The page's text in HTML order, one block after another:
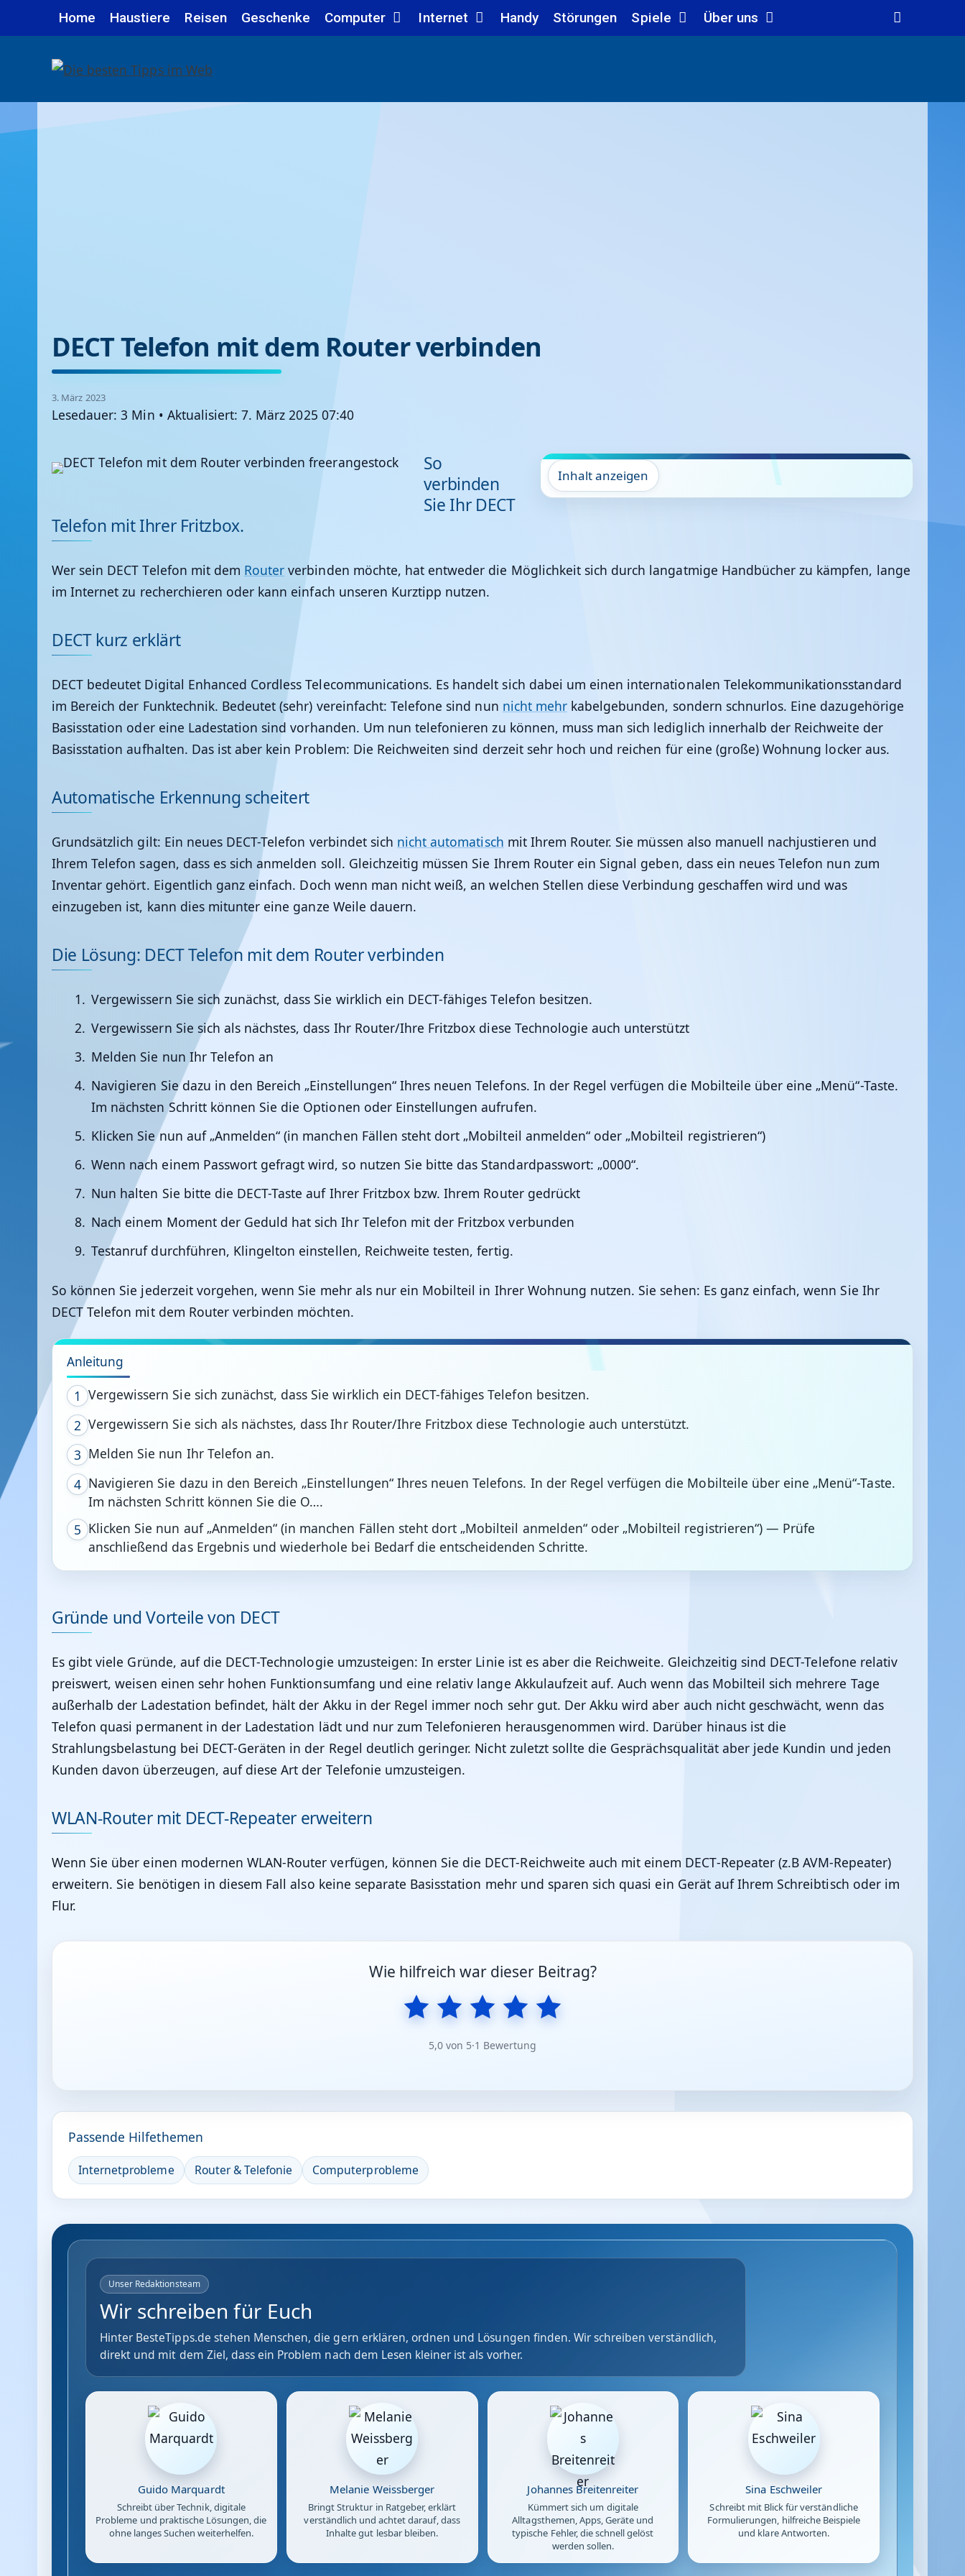
Inhalt
Home Haustiere Reisen Geschenke Computer Internet Handy Störungen Spiele Über uns
DECT Telefon mit dem Router verbinden
3. März 2023
Lesedauer: 3 Min • Aktualisiert: 7. März 2025 07:40
Inhalt anzeigen
So
verbinden
Sie Ihr DECT
Telefon mit Ihrer Fritzbox.
Wer sein DECT Telefon mit dem Router verbinden möchte, hat entweder die Möglichkeit sich durch langatmige Handbücher zu kämpfen, lange
im Internet zu recherchieren oder kann einfach unseren Kurztipp nutzen.
DECT kurz erklärt
DECT bedeutet Digital Enhanced Cordless Telecommunications. Es handelt sich dabei um einen internationalen Telekommunikationsstandard
im Bereich der Funktechnik. Bedeutet (sehr) vereinfacht: Telefone sind nun nicht mehrkabelgebunden, sondern schnurlos. Eine dazugehörige
Basisstation oder eine Ladestation sind vorhanden. Um nun telefonieren zu können, muss man sich lediglich innerhalb der Reichweite der
Basisstation aufhalten. Das ist aber kein Problem: Die Reichweiten sind derzeit sehr hoch und reichen für eine (große) Wohnung locker aus.
Automatische Erkennung scheitert
Grundsätzlich gilt: Ein neues DECT-Telefon verbindet sich nicht automatisch mit Ihrem Router. Sie müssen also manuell nachjustieren und
Ihrem Telefon sagen, dass es sich anmelden soll. Gleichzeitig müssen Sie Ihrem Router ein Signal geben, dass ein neues Telefon nun zum
Inventar gehört. Eigentlich ganz einfach. Doch wenn man nicht weiß, an welchen Stellen diese Verbindung geschaffen wird und was
einzugeben ist, kann dies mitunter eine ganze Weile dauern.
Die Lösung: DECT Telefon mit dem Router verbinden
Vergewissern Sie sich zunächst, dass Sie wirklich ein DECT-fähiges Telefon besitzen.
Vergewissern Sie sich als nächstes, dass Ihr Router/Ihre Fritzbox diese Technologie auch unterstützt
Melden Sie nun Ihr Telefon an
Navigieren Sie dazu in den Bereich „Einstellungen“ Ihres neuen Telefons. In der Regel verfügen die Mobilteile über eine „Menü“-Taste.
Im nächsten Schritt können Sie die Optionen oder Einstellungen aufrufen.
Klicken Sie nun auf „Anmelden“ (in manchen Fällen steht dort „Mobilteil anmelden“ oder „Mobilteil registrieren“)
Wenn nach einem Passwort gefragt wird, so nutzen Sie bitte das Standardpasswort: „0000“.
Nun halten Sie bitte die DECT-Taste auf Ihrer Fritzbox bzw. Ihrem Router gedrückt
Nach einem Moment der Geduld hat sich Ihr Telefon mit der Fritzbox verbunden
Testanruf durchführen, Klingelton einstellen, Reichweite testen, fertig.
So können Sie jederzeit vorgehen, wenn Sie mehr als nur ein Mobilteil in Ihrer Wohnung nutzen. Sie sehen: Es ganz einfach, wenn Sie Ihr
DECT Telefon mit dem Router verbinden möchten.
Anleitung
1 Vergewissern Sie sich zunächst, dass Sie wirklich ein DECT-fähiges Telefon besitzen.
2 Vergewissern Sie sich als nächstes, dass Ihr Router/Ihre Fritzbox diese Technologie auch unterstützt.
3 Melden Sie nun Ihr Telefon an.
4 Navigieren Sie dazu in den Bereich „Einstellungen“ Ihres neuen Telefons. In der Regel verfügen die Mobilteile über eine „Menü“-Taste.
Im nächsten Schritt können Sie die O….
5 Klicken Sie nun auf „Anmelden“ (in manchen Fällen steht dort „Mobilteil anmelden“ oder „Mobilteil registrieren“) — Prüfe
anschließend das Ergebnis und wiederhole bei Bedarf die entscheidenden Schritte.
Gründe und Vorteile von DECT
Es gibt viele Gründe, auf die DECT-Technologie umzusteigen: In erster Linie ist es aber die Reichweite. Gleichzeitig sind DECT-Telefone relativ
preiswert, weisen einen sehr hohen Funktionsumfang und eine relativ lange Akkulaufzeit auf. Auch wenn das Mobilteil sich mehrere Tage
außerhalb der Ladestation befindet, hält der Akku in der Regel immer noch sehr gut. Der Akku wird aber auch nicht geschwächt, wenn das
Telefon quasi permanent in der Ladestation lädt und nur zum Telefonieren herausgenommen wird. Darüber hinaus ist die
Strahlungsbelastung bei DECT-Geräten in der Regel deutlich geringer. Nicht zuletzt sollte die Gesprächsqualität aber jede Kundin und jeden
Kunden davon überzeugen, auf diese Art der Telefonie umzusteigen.
WLAN-Router mit DECT-Repeater erweitern
Wenn Sie über einen modernen WLAN-Router verfügen, können Sie die DECT-Reichweite auch mit einem DECT-Repeater (z.B AVM-Repeater)
erweitern. Sie benötigen in diesem Fall also keine separate Basisstation mehr und sparen sich quasi ein Gerät auf Ihrem Schreibtisch oder im
Flur.
Wie hilfreich war dieser Beitrag?
5,0 von 5·1 Bewertung
Passende Hilfethemen
Internetprobleme Router & Telefonie Computerprobleme
Unser Redaktionsteam
Wir schreiben für Euch
Hinter BesteTipps.de stehen Menschen, die gern erklären, ordnen und Lösungen finden. Wir schreiben verständlich,
direkt und mit dem Ziel, dass ein Problem nach dem Lesen kleiner ist als vorher.
Guido Marquardt
Schreibt über Technik, digitale
Probleme und praktische Lösungen, die
ohne langes Suchen weiterhelfen.
Melanie Weissberger
Bringt Struktur in Ratgeber, erklärt
verständlich und achtet darauf, dass
Inhalte gut lesbar bleiben.
Johannes Breitenreiter
Kümmert sich um digitale
Alltagsthemen, Apps, Geräte und
typische Fehler, die schnell gelöst
werden sollen.
Sina Eschweiler
Schreibt mit Blick für verständliche
Formulierungen, hilfreiche Beispiele
und klare Antworten.